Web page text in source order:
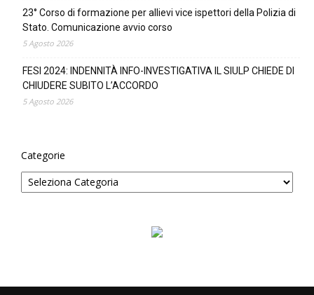
23° Corso di formazione per allievi vice ispettori della Polizia di
Stato. Comunicazione avvio corso
5 Agosto 2026
FESI 2024: INDENNITÀ INFO-INVESTIGATIVA IL SIULP CHIEDE DI
CHIUDERE SUBITO L’ACCORDO
5 Agosto 2026
Categorie